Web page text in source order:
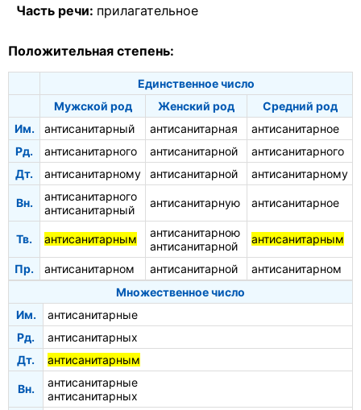
Часть речи: прилагательное
Положительная степень:
Единственное число
Мужской род
Женский род
Средний род
Им.
антисанитарный антисанитарная
антисанитарное
Рд.
антисанитарного антисанитарной
антисанитарного
Дт.
антисанитарному антисанитарной антисанитарному
Вн.
антисанитарного
антисанитарный
антисанитарную антисанитарное
Тв. антисанитарным
антисанитарною
антисанитарной
антисанитарным
Пр. антисанитарном антисанитарной
антисанитарном
Множественное число
Им.
антисанитарные
Рд.
антисанитарных
Дт.
антисанитарным
Вн.
антисанитарные
антисанитарных